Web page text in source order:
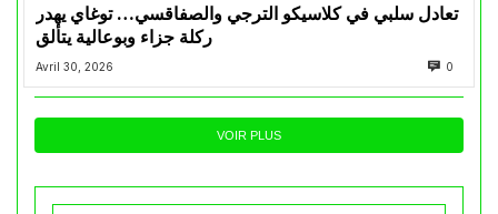
تعادل سلبي في كلاسيكو الترجي والصفاقسي… توغاي يهدر
ركلة جزاء وبوعالية يتألق
Avril 30, 2026 0
VOIR PLUS